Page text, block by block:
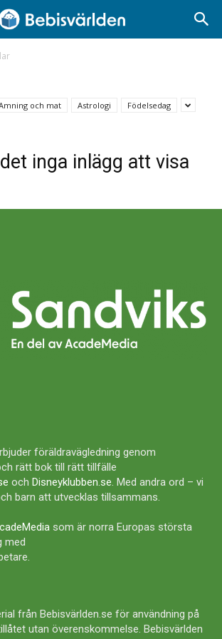
och mat Astrologi Födelsedag
inga inlägg att visa
föräldravägledning genom
rätt bok till rätt tillfälle
och Disneyklubben.se. Med andra ord – vi
barn att utvecklas tillsammans.
som är norra Europas största
med
från Bebisvärlden.se för användning på
utan överenskommelse. Bebisvärlden